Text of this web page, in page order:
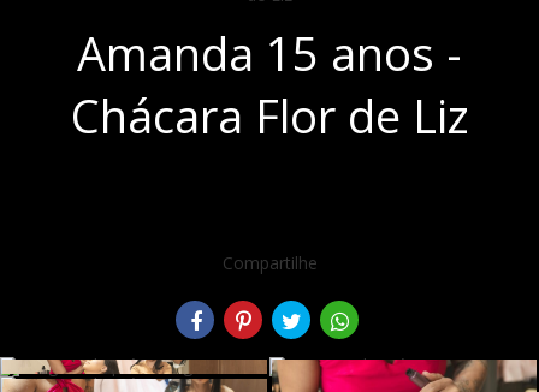
Amanda 15 anos -
Chácara Flor de Liz
Compartilhe